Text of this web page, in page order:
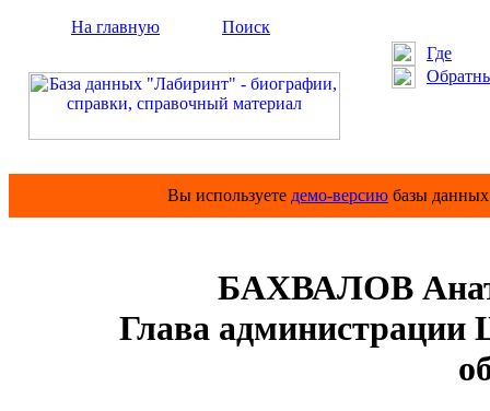
На главную
Поиск
Где
Вы используете демо-версию базы
БАХВАЛОВ
Глава администрации